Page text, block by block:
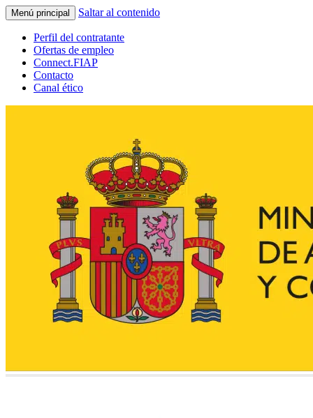
Menú principal Saltar al contenido
Perfil del contratante
Ofertas de empleo
Connect.FIAP
Contacto
Canal ético